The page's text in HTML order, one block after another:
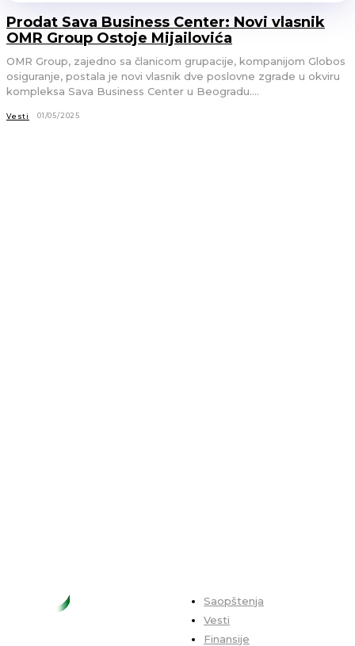
Prodat Sava Business Center: Novi vlasnik
OMR Group Ostoje Mijailovića
OMR Group, zajedno sa članicom grupacije, kompanijom Globos
osiguranje, postala je novi vlasnik dve poslovne zgrade u okviru
kompleksa Sava Business Center u Beogradu....
Vesti 01/05/2025
Saopštenja
Vesti
Finansije